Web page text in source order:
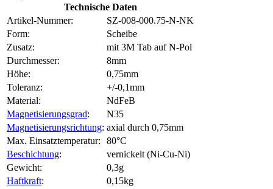
Technische Daten
Artikel-Nummer:
SZ-008-000.75-N-NK
Form:
Scheibe
Zusatz:
mit 3M Tab auf N-Pol
Durchmesser:
8mm
Höhe:
0,75mm
Toleranz:
+/-0,1mm
Material:
NdFeB
Magnetisierungsgrad:
N35
Magnetisierungsrichtung: axial durch 0,75mm
Max. Einsatztemperatur:
80°C
Beschichtung:
vernickelt (Ni-Cu-Ni)
Gewicht:
0,3g
Haftkraft: 0,15kg